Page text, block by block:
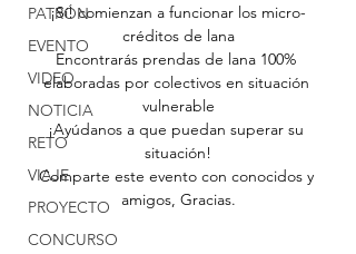
PATRÓN
EVENTO
VIDEO
NOTICIA
RETO
VIAJE
PROYECTO
CONCURSO
¡Sí! comienzan a funcionar los micro-
créditos de lana
Encontrarás prendas de lana 100%
elaboradas por colectivos en situación
vulnerable
¡Ayúdanos a que puedan superar su
situación!
Comparte este evento con conocidos y
amigos, Gracias.